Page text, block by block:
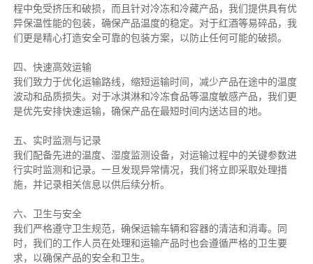
程中免受挤压和破损，而且针对冷冻和冷藏产品，我们提供具有优
异保温性能的包装，确保产品温度的稳定。对于红酒等易碎品，我
们更是精心打造安全可靠的包装方案，以防止任何可能的破损。
四、快速高效运输
我们致力于优化运输路线，缩短运输时间，减少产品在途中的温度
波动和品质损失。对于冰淇淋和冷冻食品等温度敏感产品，我们更
是优先安排快速运输，确保产品在最短时间内送达目的地。
五、实时监测与记录
我们配备先进的温度、湿度监测设备，对运输过程中的关键参数进
行实时监测和记录。一旦发现异常情况，我们将立即采取处理措
施，并记录相关信息以供后续分析。
六、卫生与安全
我们严格遵守卫生规范，确保运输车辆和容器的清洁和消毒。同
时，我们的工作人员在处理和运输产品时也会遵循严格的卫生要
求，以确保产品的安全和卫生。